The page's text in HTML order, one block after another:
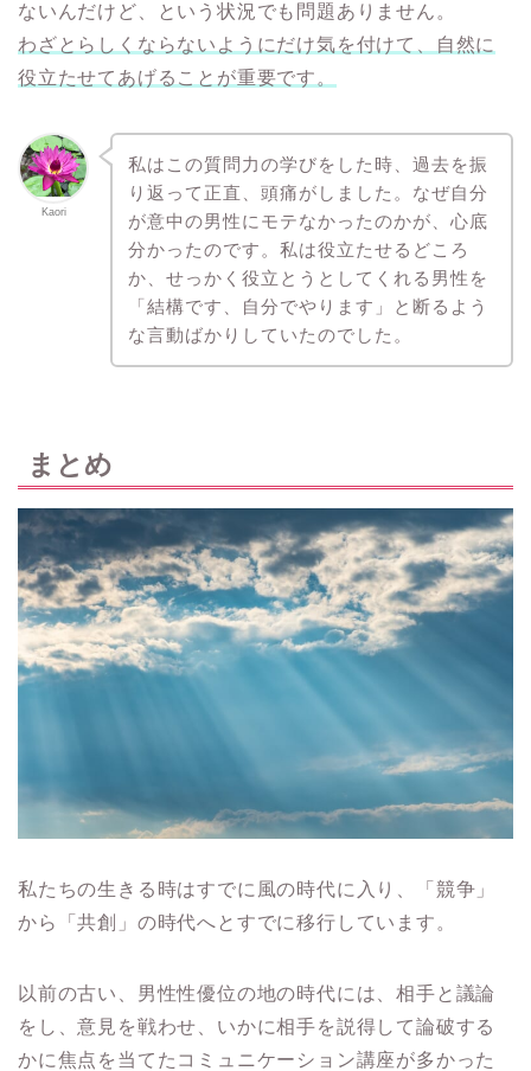
ないんだけど、という状況でも問題ありません。
わざとらしくならないようにだけ気を付けて、自然に
役立たせてあげることが重要です。
Kaori
私はこの質問力の学びをした時、過去を振
り返って正直、頭痛がしました。なぜ自分
が意中の男性にモテなかったのかが、心底
分かったのです。私は役立たせるどころ
か、せっかく役立とうとしてくれる男性を
「結構です、自分でやります」と断るよう
な言動ばかりしていたのでした。
まとめ
私たちの生きる時はすでに風の時代に入り、「競争」
から「共創」の時代へとすでに移行しています。
以前の古い、男性性優位の地の時代には、相手と議論
をし、意見を戦わせ、いかに相手を説得して論破する
かに焦点を当てたコミュニケーション講座が多かった